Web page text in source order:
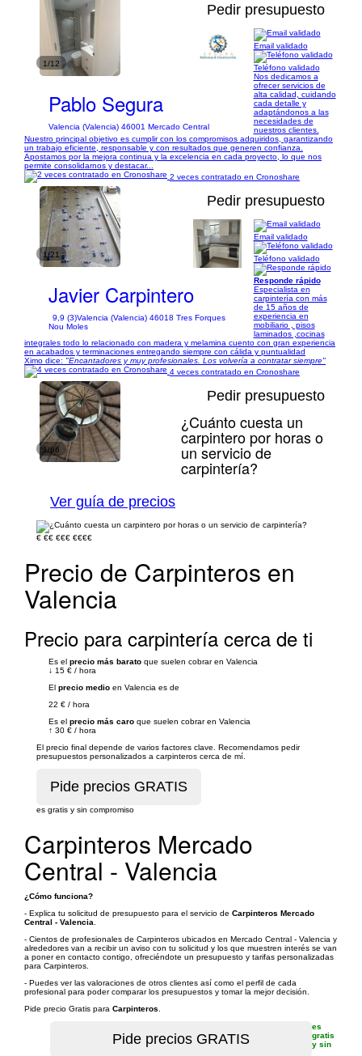
1/12
Pedir presupuesto
Pablo Segura
Valencia (Valencia) 46001 Mercado Central
Email validado
Teléfono validado
Nos dedicamos a
ofrecer servicios de
alta calidad, cuidando
cada detalle y
adaptándonos a las
necesidades de
nuestros clientes.
Nuestro principal objetivo es cumplir con los compromisos adquiridos, garantizando
un trabajo eficiente, responsable y con resultados que generen confianza.
Apostamos por la mejora continua y la excelencia en cada proyecto, lo que nos
permite consolidarnos y destacar...
2 veces contratado en Cronoshare
1/21
Pedir presupuesto
Javier Carpintero
9,9 (3)Valencia (Valencia) 46018 Tres Forques
Nou Moles
Email validado
Teléfono validado
Responde rápido
Especialista en
carpintería con más
de 15 años de
experiencia en
mobiliario , pisos
laminados ,cocinas
integrales todo lo relacionado con madera y melamina cuento con gran experiencia
en acabados y terminaciones entregando siempre con cálida y puntualidad
Ximo dice: "Encantadores y muy profesionales. Los volvería a contratar siempre"
4 veces contratado en Cronoshare
1/66
Pedir presupuesto
¿Cuánto cuesta un
carpintero por horas o
un servicio de
carpintería?
Ver guía de precios
€ €€ €€€ €€€€
Precio de Carpinteros en
Valencia
Precio para carpintería cerca de ti
Es el precio más barato que suelen cobrar en Valencia
↓ 15 € / hora
El precio medio en Valencia es de
22 € / hora
Es el precio más caro que suelen cobrar en Valencia
↑ 30 € / hora
El precio final depende de varios factores clave. Recomendamos pedir
presupuestos personalizados a carpinteros cerca de mí.
es gratis y sin compromiso
Carpinteros Mercado
Central - Valencia
¿Cómo funciona?
- Explica tu solicitud de presupuesto para el servicio de Carpinteros Mercado
Central - Valencia
- Cientos de profesionales de Carpinteros ubicados en Mercado Central - Valencia y
alrededores van a recibir un aviso con tu solicitud y los que muestren interés se van
a poner en contacto contigo, ofreciéndote un presupuesto y tarifas personalizadas
para Carpinteros.
- Puedes ver las valoraciones de otros clientes así como el perfil de cada
profesional para poder comparar los presupuestos y tomar la mejor decisión.
Pide precio Gratis para Carpinteros
es
gratis
y sin